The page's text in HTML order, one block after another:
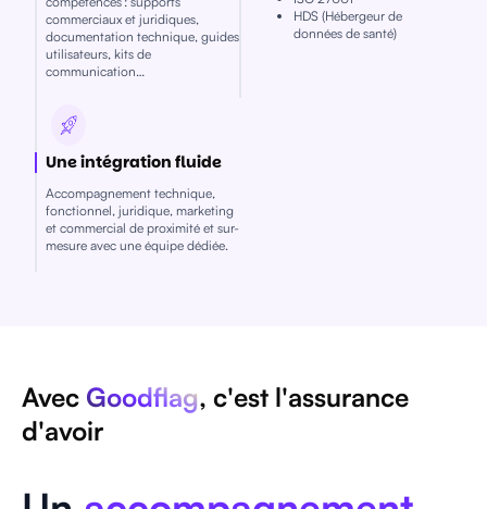
commerciaux et juridiques,
documentation technique, guides
utilisateurs, kits de
communication…
HDS (Hébergeur de
données de santé)
Une intégration fluide
Accompagnement technique,
fonctionnel, juridique, marketing
et commercial de proximité et sur-
mesure avec une équipe dédiée.
Avec Goodflag, c'est l'assurance
d'avoir